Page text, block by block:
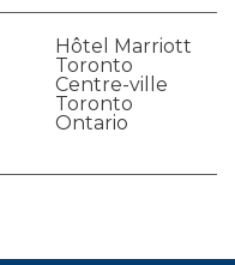
Hôtel Marriott
Toronto
Centre-ville
Toronto
Ontario